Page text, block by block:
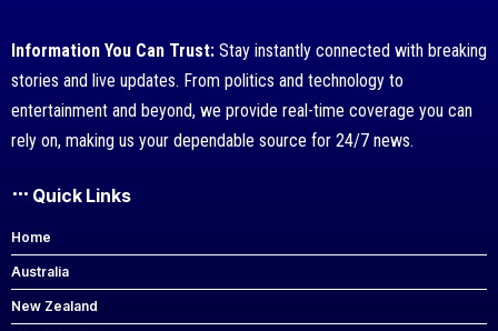
Information You Can Trust: Stay instantly connected with breaking
stories and live updates. From politics and technology to
entertainment and beyond, we provide real-time coverage you can
rely on, making us your dependable source for 24/7 news.
Quick Links
Home
Australia
New Zealand